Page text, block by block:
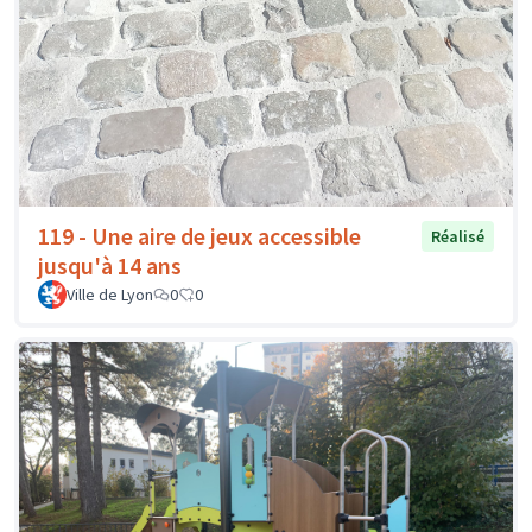
119 - Une aire de jeux accessible
jusqu'à 14 ans
Réalisé
Ville de Lyon 0 0